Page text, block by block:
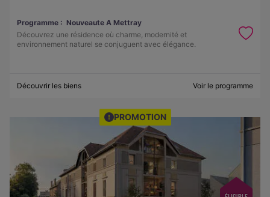
Programme : Nouveaute A Mettray
Découvrez une résidence où charme, modernité et
environnement naturel se conjuguent avec élégance.
Découvrir les biens Voir le programme
PROMOTION